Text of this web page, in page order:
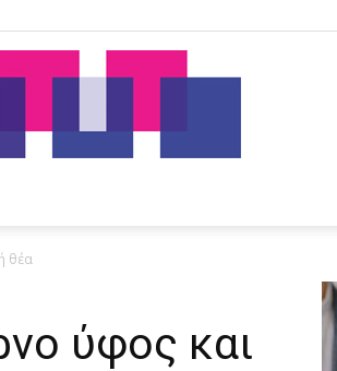
θέα
ύφος και